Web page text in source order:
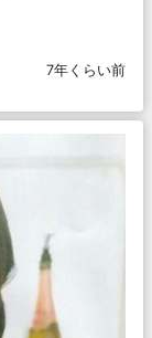
7年くらい前